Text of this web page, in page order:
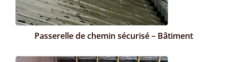
Passerelle de chemin sécurisé – Bâtiment